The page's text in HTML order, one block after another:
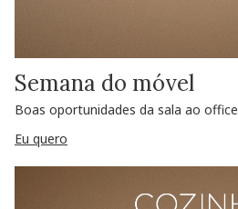
Semana do móvel
Boas oportunidades da sala ao office
Eu quero